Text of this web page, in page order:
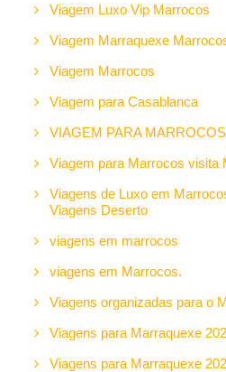
Viagem Luxo Vip Marrocos
Viagem Marraquexe
Viagem Marrocos
Viagem para Casablanca
VIAGEM PARA MARROCOS
Viagem para Marrocos visita
Viagens de Luxo em
Viagens Deserto
viagens em marrocos
viagens em Marrocos.
Viagens organizadas para o
Viagens para Marraquexe
Viagens para Marraquexe